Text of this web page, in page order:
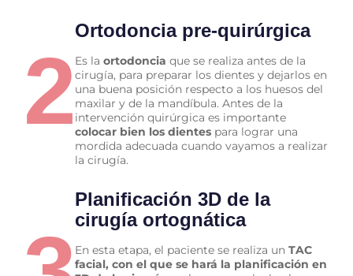
2
Ortodoncia pre-quirúrgica
Es la ortodoncia que se realiza antes de la
cirugía, para preparar los dientes y dejarlos en
una buena posición respecto a los huesos del
maxilar y de la mandíbula. Antes de la
intervención quirúrgica es importante
colocar bien los dientespara lograr una
mordida adecuada cuando vayamos a realizar
la cirugía.
Planificación 3D de la
cirugía ortognática
En esta etapa, el paciente se realiza un TAC
facial, con el que se hará la planificación en